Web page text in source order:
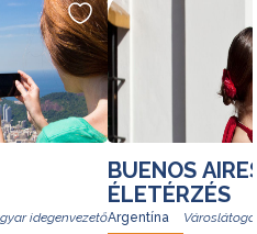
idegenvezető
BUENOS
ÉLETÉRZÉS
Argentína